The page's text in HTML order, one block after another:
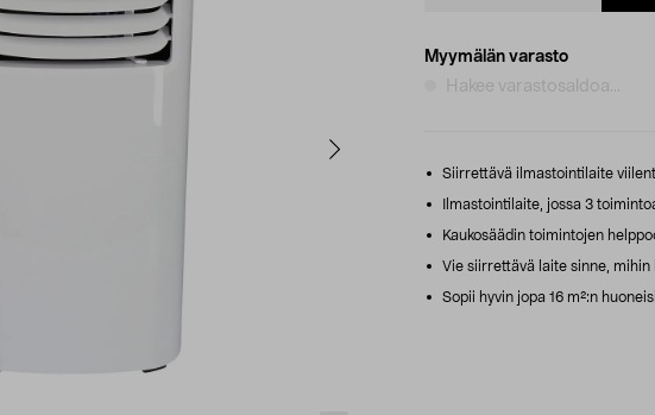
Myymälän varasto
Hakee varastosaldoa...
Siirrettävä ilmastointilaite
Ilmastointilaite, jossa 3
Kaukosäädin toimintojen
Vie siirrettävä laite sinne, mihin
Sopii hyvin jopa 16 m²:n